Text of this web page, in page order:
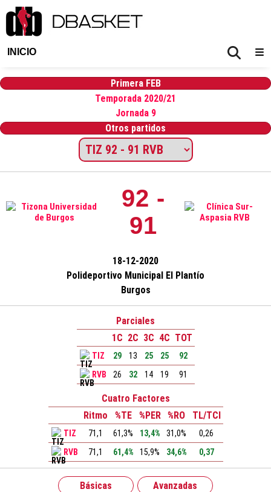
INICIO
Primera FEB
Temporada 2020/21
Jornada 9
Otros partidos
92 -
91
18-12-2020
Polideportivo Municipal El Plantío
Burgos
Parciales
1C 2C 3C 4C TOT
TIZ 29 13 25 25
92
RVB
26 32 14 19 91
Cuatro Factores
Ritmo
%TE %PER %RO TL/TCI
TIZ 71,1 61,3% 13,4% 31,0%
0,26
RVB
71,1 61,4% 15,9% 34,6% 0,37
Básicas Avanzadas